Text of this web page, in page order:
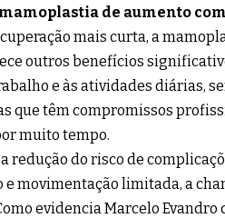
de aumento
mais curta, a
outros benefícios
e às atividades diárias,
que têm compromissos
muito tempo.
redução do risco de
movimentação limitada, a
evidencia Marcelo Evandro